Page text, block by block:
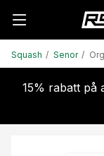
Squash Senor
15% rabatt på